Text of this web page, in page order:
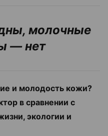
молочные
— нет
и молодость кожи?
в сравнении с
экологии и